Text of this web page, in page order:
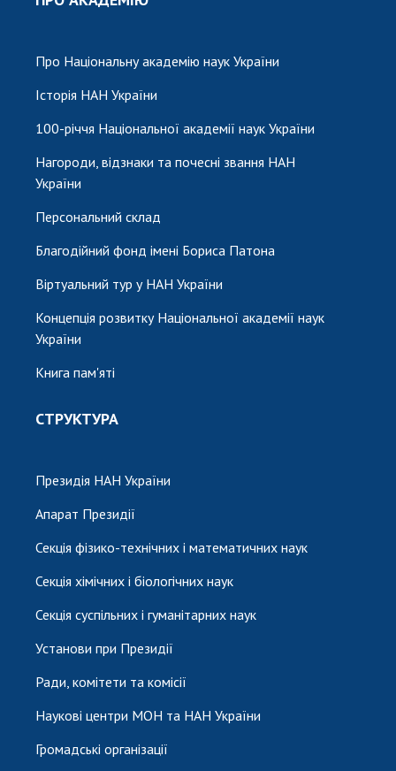
КОНТАКТИ
ПРОФСПІЛКА НАН УКРАЇНИ
КАБІНЕТ
Про Національну академію наук України
Історія НАН України
100-річчя Національної академії наук України
Нагороди, відзнаки та почесні звання НАН
України
Персональний склад
Благодійний фонд імені Бориса Патона
Віртуальний тур у НАН України
Концепція розвитку Національної академії наук
України
Книга пам'яті
СТРУКТУРА
Президія НАН України
Апарат Президії
Секція фізико-технічних і математичних наук
Секція хімічних і біологічних наук
Секція суспільних і гуманітарних наук
Установи при Президії
Ради, комітети та комісії
Наукові центри МОН та НАН України
Громадські організації